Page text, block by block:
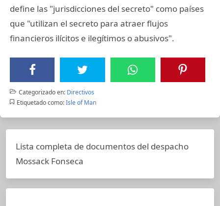
define las "jurisdicciones del secreto" como países
que "utilizan el secreto para atraer flujos
financieros ilícitos e ilegítimos o abusivos".
Categorizado en: Directivos
Etiquetado como: Isle of Man
Lista completa de documentos del despacho
Mossack Fonseca